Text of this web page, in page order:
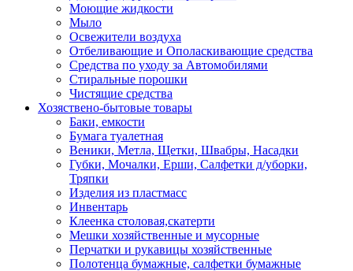
Моющие жидкости
Мыло
Освежители воздуха
Отбеливающие и Ополаскивающие средства
Средства по уходу за Автомобилями
Стиральные порошки
Чистящие средства
Хозяствено-бытовые товары
Баки, емкости
Бумага туалетная
Веники, Метла, Щетки, Швабры, Насадки
Губки, Мочалки, Ерши, Салфетки д/уборки,
Тряпки
Изделия из пластмасс
Инвентарь
Клеенка столовая,скатерти
Мешки хозяйственные и мусорные
Перчатки и рукавицы хозяйственные
Полотенца бумажные, салфетки бумажные